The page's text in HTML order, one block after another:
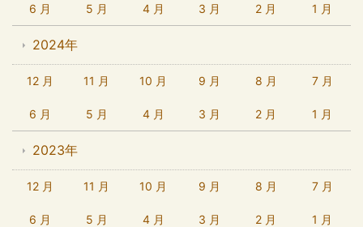
6 月 5 月 4 月 3 月 2 月 1 月
2024年
12 月 11 月 10 月 9 月 8 月 7 月
6 月 5 月 4 月 3 月 2 月 1 月
2023年
12 月 11 月 10 月 9 月 8 月 7 月
6 月 5 月 4 月 3 月 2 月 1 月